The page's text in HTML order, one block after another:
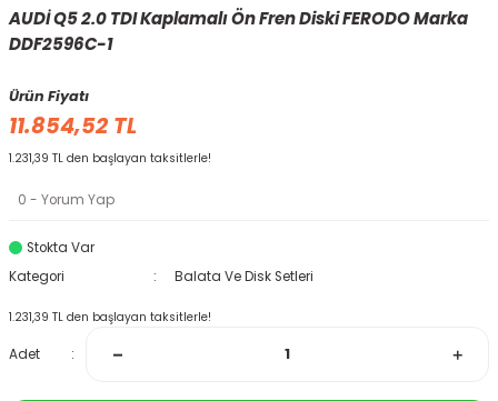
AUDİ Q5 2.0 TDI Kaplamalı Ön Fren Diski FERODO Marka
DDF2596C-1
Ürün Fiyatı
11.854,52 TL
1.231,39 TL den başlayan taksitlerle!
0 - Yorum Yap
Stokta Var
Kategori
Balata Ve Disk Setleri
1.231,39 TL den başlayan taksitlerle!
Adet